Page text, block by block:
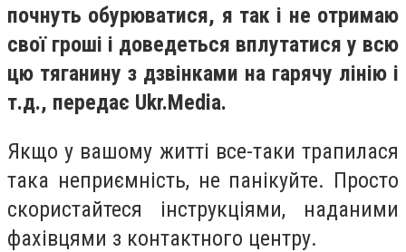
почнуть обурюватися, я так і не отримаю
свої гроші і доведеться вплутатися у всю
цю тяганину з дзвінками на гарячу лінію і
т.д., передає Ukr.Media.
Якщо у вашому житті все-таки трапилася
така неприємність, не панікуйте. Просто
скористайтеся інструкціями, наданими
фахівцями з контактного центру.